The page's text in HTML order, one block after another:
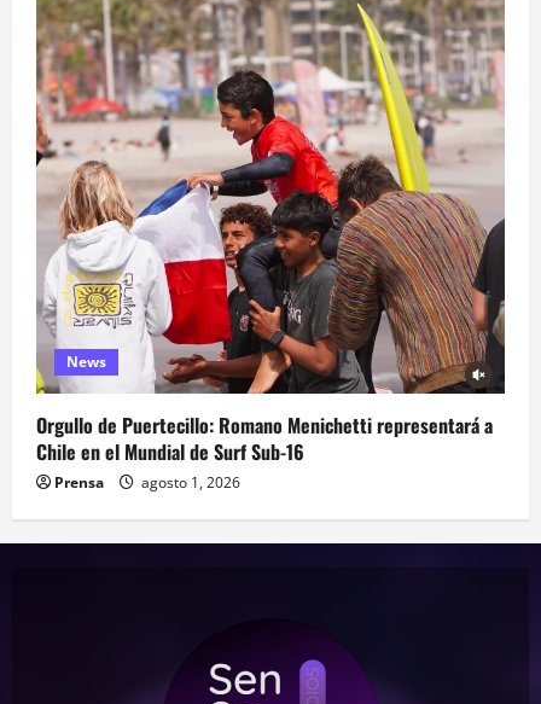
News
Orgullo de Puertecillo: Romano Menichetti representará a
Chile en el Mundial de Surf Sub-16
Prensa agosto 1, 2026